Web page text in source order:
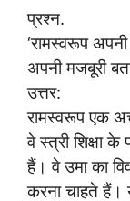
प्रश्न.
‘रामस्वरूप
अपनी मजबूरी
उत्तर:
रामस्वरूप एक
वे स्त्री शिक्षा
हैं। वे उमा का
करना चाहते हैं।